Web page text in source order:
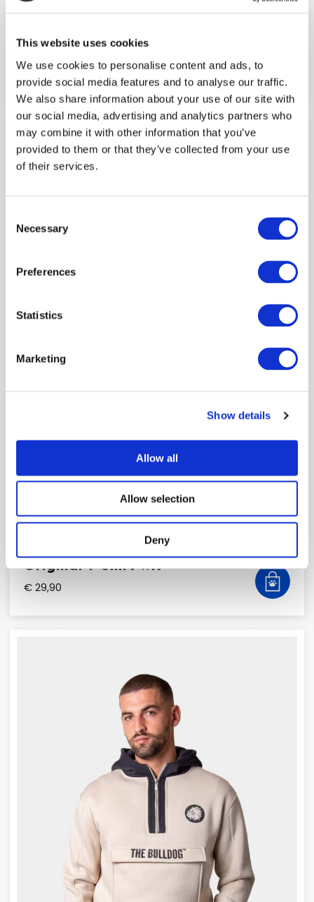
This website uses cookies
We use cookies to personalise content and ads, to
provide social media features and to analyse our traffic.
We also share information about your use of our site with
our social media, advertising and analytics partners who
may combine it with other information that you’ve
provided to them or that they’ve collected from your use
of their services.
Selection
Necessary
Preferences
Statistics
Marketing
Show details
Allow all
Allow selection
Deny
€ 64,90
Original T-Shirt Wit
€ 29,90